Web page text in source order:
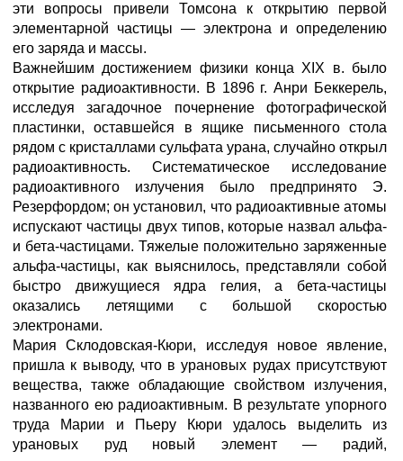
эти вопросы привели Томсона к открытию первой
элементарной частицы — электрона и определению
его заряда и массы.
Важнейшим достижением физики конца XIX в. было
открытие радиоактивности. В 1896 г. Анри Беккерель,
исследуя загадочное почернение фотографической
пластинки, оставшейся в ящике письменного стола
рядом с кристаллами сульфата урана, случайно открыл
радиоактивность. Систематическое исследование
радиоактивного излучения было предпринято Э.
Резерфордом; он установил, что радиоактивные атомы
испускают частицы двух типов, которые назвал альфа-
и бета-частицами. Тяжелые положительно заряженные
альфа-частицы, как выяснилось, представляли собой
быстро движущиеся ядра гелия, а бета-частицы
оказались летящими с большой скоростью
электронами.
Мария Склодовская-Кюри, исследуя новое явление,
пришла к выводу, что в урановых рудах присутствуют
вещества, также обладающие свойством излучения,
названного ею радиоактивным. В результате упорного
труда Марии и Пьеру Кюри удалось выделить из
урановых руд новый элемент — радий,